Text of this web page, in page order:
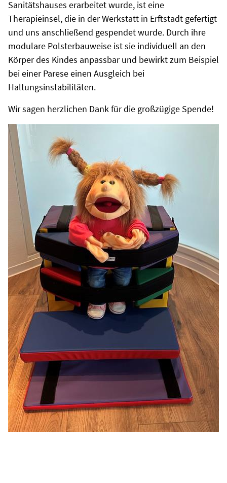
Sanitätshauses erarbeitet wurde, ist eine
Therapieinsel, die in der Werkstatt in Erftstadt gefertigt
und uns anschließend gespendet wurde. Durch ihre
modulare Polsterbauweise ist sie individuell an den
Körper des Kindes anpassbar und bewirkt zum Beispiel
bei einer Parese einen Ausgleich bei
Haltungsinstabilitäten.
Wir sagen herzlichen Dank für die großzügige Spende!